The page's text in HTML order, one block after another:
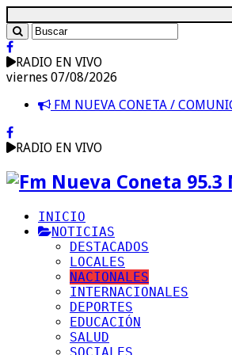
RADIO EN VIVO
viernes 07/08/2026
FM NUEVA CONETA /
RADIO EN VIVO
INICIO
NOTICIAS
DESTACADOS
LOCALES
NACIONALES
INTERNACIONALES
DEPORTES
EDUCACIÓN
SALUD